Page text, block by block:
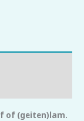
of (geiten)lam.